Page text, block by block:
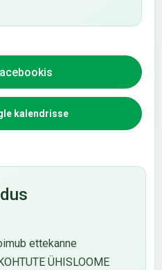
kalendrisse
ettekanne
ÜHISLOOME